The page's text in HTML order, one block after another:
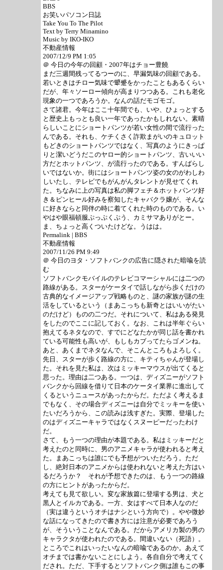
BBS
お笑いパソコン日誌
Take You To The Pilot
Text by Terry Minamino
Music by IKO-IKO
不動産情報
2007/12/9 PM 1:05
＠ 今日の今年の回顧・2007年はチョー豊饒
まだ三週間残ってるつーのに、早漏気味の回顧である。
若いときはチロー気味で顰蹙をかったこともあるくらい
だが、年々ソーロー傾向が高まりつつある。これも老化
現象の一つであろうか。なんの話だモゴモゴ。
さて諸君。今年はここ十年間でも、いや、ひょっとする
と歴史上もっとも良い一年であったかもしれない。素晴
らしいことにショートパンツが若い女性の間で流行った
んである。それも、ケチくさく詐欺まがいのキュロット
もどきのショートパンツではなく、写真のようにきっぱ
りと潔いどうだこのヤロー的ショートパンツ、古いいい
方だとホットパンツ、が流行ったのである。すんばらし
いではないか。街にはショートパンツ姿の女のがわしわ
しいたし、テレビでもがんがんタレントが見せてくれ
た。ちなみに上の写真は私の脚フェチ＆ホットパンツ好
き＆ピンヒール好みを察知したキャバクラ嬢が、そんな
に好きならと同伴の時に着てくれた時のものである。い
やはや眼福頓服ぷっぷくぷう、カミサマありがとー。
ま、ちょっと高くついたけどな。うはは。
Permalink | BBS
不動産情報
2007/11/26 PM 9:49
＠ 今日のヨタ・ソフトバンクの広告に隠された暗喩を読
む
ソフトバンクモバイルのテレビコマーシャルには二つの
路線がある。スターがケータイで話しながら歩くだけの
古典的なイメージアップ戦略ものと、謎の家族が謎の生
活をしているという（まあこっちも新奇とはいいがたい
のだけど）ものの二つだ。それについて、私はある発見
をしたのでここに記しておく。なお、これは半年ぐらい
抱えてるネタなので、すでにどなたかが同じ話を書かれ
ている可能性も高いが、もしもカブってたらゴメンね。
あと、あくまでネタなんで、そこんところもよろしく。
先日、スターが歩く路線の方に、キティちゃんが登場し
た。それを見た私は、次はミッキーマウスが出てくると
思った。理由は二つある。一つは、ディズニーがソフト
バンクから回線を借りて日本のケータイ業界に進出して
くるというニュースがあったからだ。ただよく考えるま
でもなく、その場合ディズニーは自分でミッキーを使い
たいだろうから、この読みは浅すぎた。実際、登場した
のはディズニーキャラではなくスヌーピーだったわけ
だ。
さて、もう一つの理由が本題である。私はミッキーだと
考えたのと同時に、男のアニメキャラが使われると考え
た。まあこっちは誰にでも予想がついただろう。ただ
し、絶対日本のアニメからは使われないと考えた方はい
るだろうか？ それが予想できたのは、もう一つの路線
の方にヒントがあったからだ。
考えても見て欲しい。変な家族篇に登場する男は、犬と
黒人とイルカである。一方、女はすべて日本人なのだ
（実は違うというオチはナシという方向で）。やや微妙
な話になってきたので書き方には注意が必要であろう
が、そういうことなんである。だからアメリカ製の男の
キャラクタが使われたのである。間違いない（死語）。
ところでこれはいったいなんの暗喩であるのか。あえて
オチまでは書かないことにしよう。各自自分で考えてく
だされ。ただ、下手するとソフトバンク側は誰もこの事